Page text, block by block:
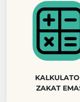
ZAKAT